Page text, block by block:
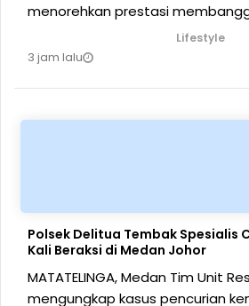
menorehkan prestasi
Lifestyle
3 jam lalu
Polsek Delitua Tembak Spesialis
Kali Beraksi di Medan Johor
MATATELINGA, Medan Tim Unit
mengungkap kasus pencurian